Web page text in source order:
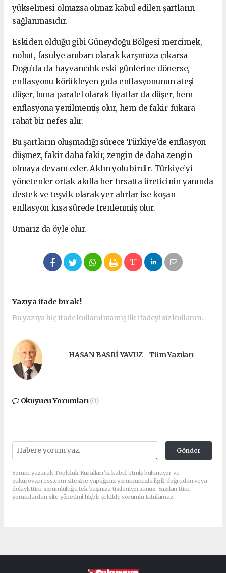
yükselmesi olmazsa olmaz kabul edilen şartların
sağlanmasıdır.
Eskiden olduğu gibi Güneydoğu Bölgesi mercimek,
nohut, fasulye ambarı olarak karşımıza çıkarsa
Doğu’da da hayvancılık eski günlerine dönerse,
enflasyonu körükleyen gıda enflasyonunun ateşi
düşer, buna paralel olarak fiyatlar da düşer, hem
enflasyona yenilmemiş olur, hem de fakir-fukara
rahat bir nefes alır.
Bu şartların oluşmadığı sürece Türkiye’de enflasyon
düşmez, fakir daha fakir, zengin de daha zengin
olmaya devam eder. Aklın yolu birdir. Türkiye’yi
yönetenler ortak akılla her fırsatta üreticinin yanında
destek ve teşvik olarak yer alırlar ise koşan
enflasyon kısa sürede frenlenmiş olur.
Umarız da öyle olur.
Yazıya ifade bırak !
Bu yazıya hiç ifade kullanılmamış ilk ifadeyi siz kullanın.
HASAN BASRİ YAVUZ - Tüm Yazıları
Okuyucu Yorumları(0)
Gönder
Yorum yazarak Topluluk Kuralları’nı kabul etmiş bulunuyor ve
cukurovapress.com sitesine yaptığınız yorumunuzla ilgili doğrudan veya
dolaylı tüm sorumluluğu tek başınıza üstleniyorsunuz. Yazılan tüm
yorumlardan site yönetimi hiçbir şekilde sorumlu tutulamaz.